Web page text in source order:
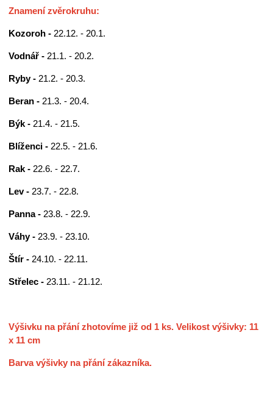
Znamení zvěrokruhu:
Kozoroh - 22.12. - 20.1.
Vodnář - 21.1. - 20.2.
Ryby - 21.2. - 20.3.
Beran - 21.3. - 20.4.
Býk - 21.4. - 21.5.
Blíženci - 22.5. - 21.6.
Rak - 22.6. - 22.7.
Lev - 23.7. - 22.8.
Panna - 23.8. - 22.9.
Váhy - 23.9. - 23.10.
Štír - 24.10. - 22.11.
Střelec - 23.11. - 21.12.
Výšivku na přání zhotovíme již od 1 ks. Velikost výšivky: 11
x 11 cm
Barva výšivky na přání zákazníka.